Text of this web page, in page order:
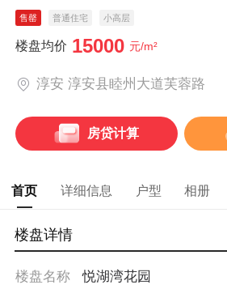
售罄 普通住宅 小高层
楼盘均价 15000 元/m²
淳安 淳安县睦州大道芙蓉路
房贷计算
首页 详细信息 户型 相册
楼盘详情
楼盘名称
悦湖湾花园